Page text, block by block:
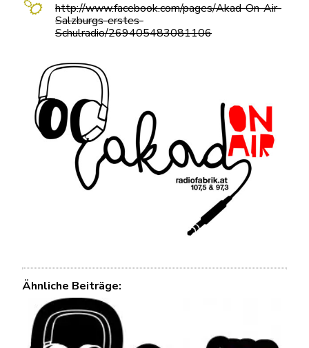
http://www.facebook.com/pages/Akad-On-Air-
Salzburgs-erstes-
Schulradio/269405483081106
Ähnliche Beiträge: